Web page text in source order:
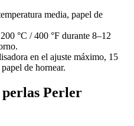
media, papel de
°C / 400 °F durante 8–12
en el ajuste máximo, 15
de hornear.
Perler